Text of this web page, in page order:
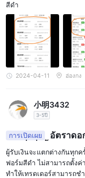
สีดำ
2024-04-11 ฮ่องกง
小明3432
3-5ปี
การเปิดเผย
อัตราดอ
วามมั่งคั่งนั้นสูงมาก
ผู้รับเงินจะแตกต่างกันทุก
ฟอร์มสีดำ ไม่สามารถตั้งค่
ทำให้เทรดเดอร์สามารถ